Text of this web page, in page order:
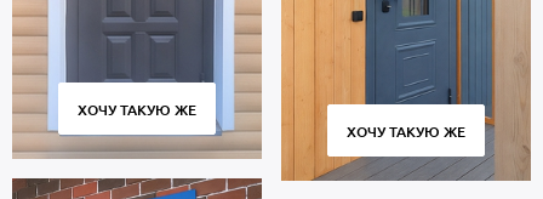
ХОЧУ ТАКУЮ ЖЕ
ХОЧУ ТАКУЮ ЖЕ